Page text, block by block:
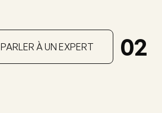
PARLER À UN EXPERT 02